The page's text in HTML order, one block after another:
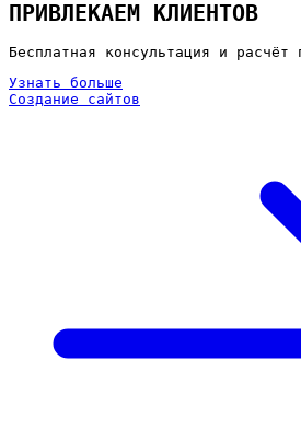
ПРИВЛЕКАЕМ КЛИЕНТОВ
Бесплатная консультация и расчёт
Узнать больше
Создание сайтов